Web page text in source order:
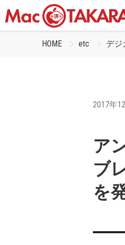
HOME etc デジ
2017年
ア
ブ
を